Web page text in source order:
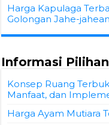
Harga Kapulaga
Golongan Jahe-
Informasi Pilihan
Konsep Ruang
Manfaat, dan
Harga Ayam Mutiara